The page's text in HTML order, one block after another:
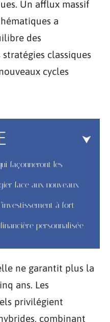
Un afflux massif
a
des
classiques
cycles
façonneront les
face aux nouveaux
à fort
personnalisée
ne garantit plus la
ans. Les
privilégient
combinant